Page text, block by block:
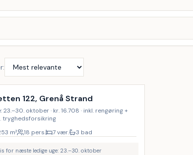
122, Grenå Strand
23.–30. oktober · kr. 16.708 · inkl. rengøring +
tryghedsforsikring
m² 18 pers. 7 vær. 3 bad
for næste ledige uge: 23.–30. oktober